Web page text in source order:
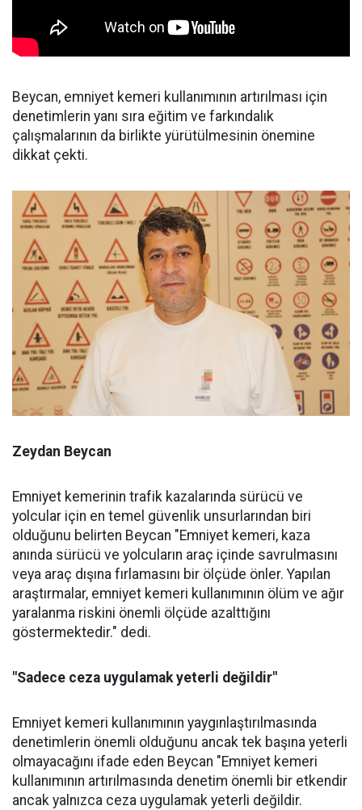
Beycan, emniyet kemeri kullanımının artırılması için
denetimlerin yanı sıra eğitim ve farkındalık
çalışmalarının da birlikte yürütülmesinin önemine
dikkat çekti.
Zeydan Beycan
Emniyet kemerinin trafik kazalarında sürücü ve
yolcular için en temel güvenlik unsurlarından biri
olduğunu belirten Beycan "Emniyet kemeri, kaza
anında sürücü ve yolcuların araç içinde savrulmasını
veya araç dışına fırlamasını bir ölçüde önler. Yapılan
araştırmalar, emniyet kemeri kullanımının ölüm ve ağır
yaralanma riskini önemli ölçüde azalttığını
göstermektedir." dedi.
"Sadece ceza uygulamak yeterli değildir"
Emniyet kemeri kullanımının yaygınlaştırılmasında
denetimlerin önemli olduğunu ancak tek başına yeterli
olmayacağını ifade eden Beycan "Emniyet kemeri
kullanımının artırılmasında denetim önemli bir etkendir
ancak yalnızca ceza uygulamak yeterli değildir.